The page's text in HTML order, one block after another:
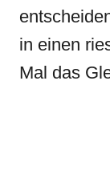
in einen
Mal das